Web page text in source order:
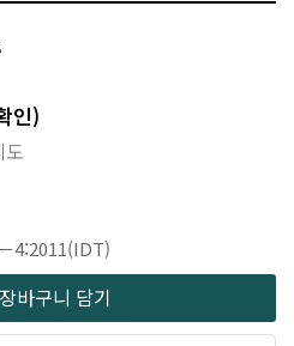
인)
4:2011(IDT)
장바구니 담기